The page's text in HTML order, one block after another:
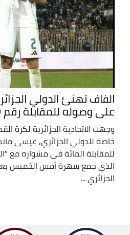
الفاف تهنئ الدولي
على وصوله للمقابلة رقم 100 مع "الخضر"
وجهت الاتحادية الجزائرية لكرة
خاصة للدولي الجزائري, عيسى
للمقابلة المائة في مشواره مع
الذي جمع سهرة أمس الخميس
الجزائري ...